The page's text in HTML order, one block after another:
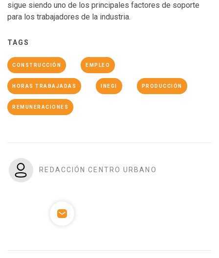
sigue siendo uno de los principales factores de soporte
para los trabajadores de la industria.
TAGS
CONSTRUCCIÓN EMPLEO
HORAS TRABAJADAS INEGI PRODUCCIÓN
REMUNERACIONES
REDACCIÓN CENTRO URBANO